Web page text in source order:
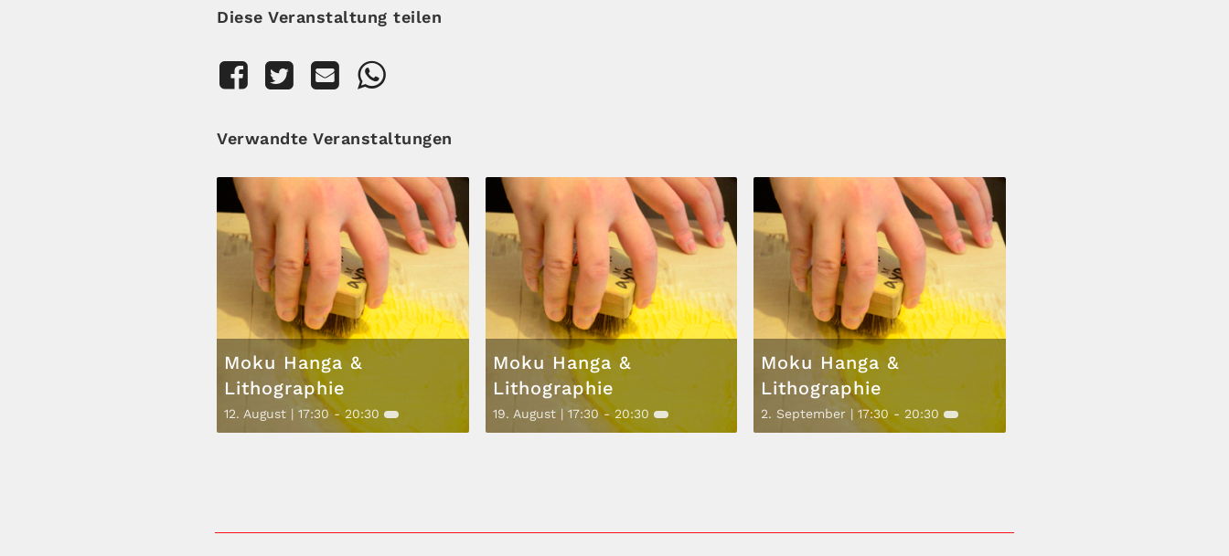
Diese Veranstaltung teilen
Verwandte Veranstaltungen
Moku Hanga &
Lithographie
12. August | 17:30-20:30
Moku Hanga &
Lithographie
19. August | 17:30-20:30
Moku Hanga &
Lithographie
2. September | 17:30- 20:30